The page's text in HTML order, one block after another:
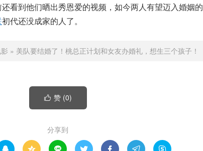
看到他们晒出秀恩爱的视频，如今两人有望迈入婚姻
初代还没成家的人了。
» 美队要结婚了！桃总正计划和女友办婚礼，想生三个孩子！
 赞 (0)
分享到
      